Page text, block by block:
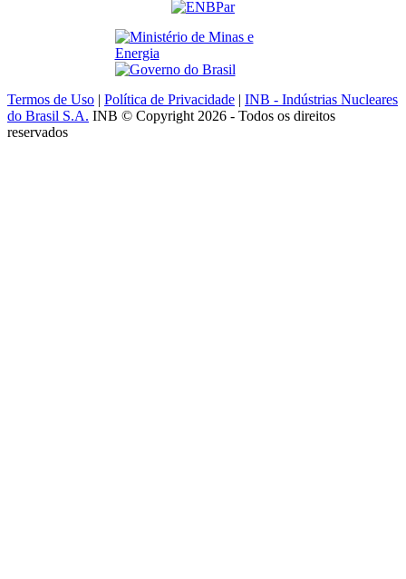
Termos de Uso | Política de Privacidade | INB - Indústrias Nucleares
do Brasil S.A. INB © Copyright 2026 - Todos os direitos
reservados